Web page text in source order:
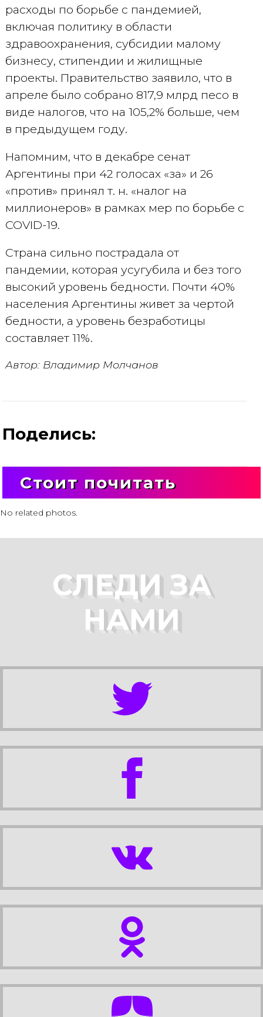
расходы по борьбе с пандемией,
включая политику в области
здравоохранения, субсидии малому
бизнесу, стипендии и жилищные
проекты. Правительство заявило, что в
апреле было собрано 817,9 млрд песо в
виде налогов, что на 105,2% больше, чем
в предыдущем году.
Напомним, что в декабре сенат
Аргентины при 42 голосах «за» и 26
«против» принял т. н. «налог на
миллионеров» в рамках мер по борьбе с
COVID-19.
Страна сильно пострадала от
пандемии, которая усугубила и без того
высокий уровень бедности. Почти 40%
населения Аргентины живет за чертой
бедности, а уровень безработицы
составляет 11%.
Автор: Владимир Молчанов
Поделись:
Стоит почитать
No related photos.
СЛЕДИ ЗА
НАМИ